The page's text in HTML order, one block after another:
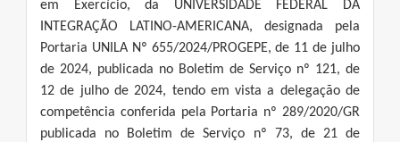
em Exercício, da UNIVERSIDADE FEDERAL DA
INTEGRAÇÃO LATINO-AMERICANA, designada pela
Portaria UNILA Nº 655/2024/PROGEPE, de 11 de julho
de 2024, publicada no Boletim de Serviço nº 121, de
12 de julho de 2024, tendo em vista a delegação de
competência conferida pela Portaria nº 289/2020/GR
publicada no Boletim de Serviço nº 73, de 21 de